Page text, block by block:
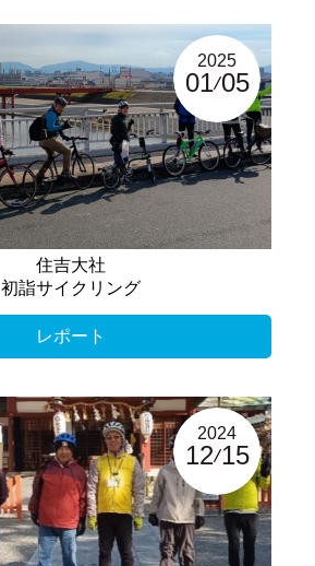
2025
01 05
住吉大社
初詣サイクリング
レポート
2024
12 15